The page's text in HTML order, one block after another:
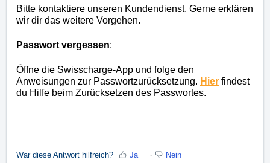
Bitte kontaktiere unseren Kundendienst. Gerne erklären
wir dir das weitere Vorgehen.
Passwort vergessen:
Öffne die Swisscharge-App und folge den
Anweisungen zur Passwortzurücksetzung. Hier findest
du Hilfe beim Zurücksetzen des Passwortes.
War diese Antwort hilfreich? Ja Nein